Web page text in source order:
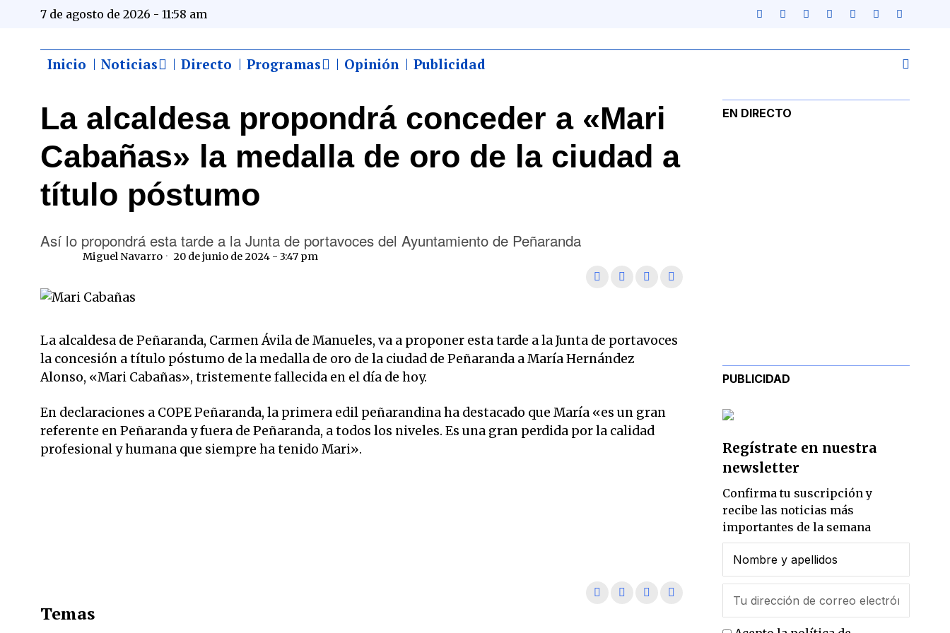
7 de agosto de 2026 - 11:58 am
Inicio Noticias Directo Programas Opinión Publicidad
La alcaldesa propondrá conceder a «Mari
Cabañas» la medalla de oro de la ciudad a
título póstumo
Así lo propondrá esta tarde a la Junta de portavoces del Ayuntamiento de Peñaranda
Miguel Navarro 20 de junio de 2024 - 3:47 pm
La alcaldesa de Peñaranda, Carmen Ávila de Manueles, va a proponer esta tarde a la Junta de portavoces
la concesión a título póstumo de la medalla de oro de la ciudad de Peñaranda a María Hernández
Alonso, «Mari Cabañas», tristemente fallecida en el día de hoy.
En declaraciones a COPE Peñaranda, la primera edil peñarandina ha destacado que María «es un gran
referente en Peñaranda y fuera de Peñaranda, a todos los niveles. Es una gran perdida por la calidad
profesional y humana que siempre ha tenido Mari».
Temas
EN DIRECTO
PUBLICIDAD
Regístrate en nuestra
newsletter
Confirma tu suscripción y
recibe las noticias más
importantes de la semana